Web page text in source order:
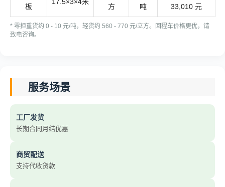
板
方
吨
33,010 元
* 零担重货约 0 - 10 元/吨，轻货约 560 - 770 元/立方。回程车价格更优，请
致电咨询。
服务场景
工厂发货
长期合同月结优惠
商贸配送
支持代收货款